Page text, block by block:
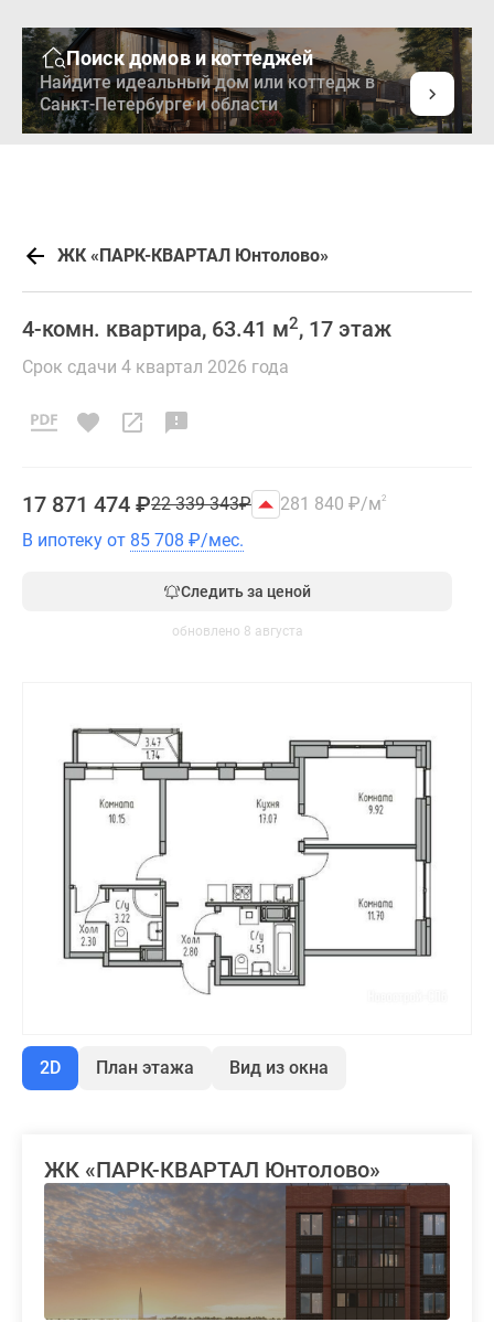
Поиск домов и коттеджей
Найдите идеальный дом или коттедж в
Санкт-Петербурге и области
ЖК «ПАРК-КВАРТАЛ Юнтолово»
4-комн. квартира, 63.41 м2, 17 этаж
Срок сдачи 4 квартал 2026 года
17 871 474 ₽22 339 343₽ 281 840 ₽/м2
В ипотеку от 85 708 ₽/мес.
Следить за ценой
обновлено 8 августа
2D План этажа Вид из окна
ЖК «ПАРК-КВАРТАЛ Юнтолово»